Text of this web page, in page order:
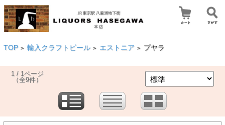
TOP > 輸入クラフトビール > エストニア > プヤラ
1 / 1ページ
（全9件）